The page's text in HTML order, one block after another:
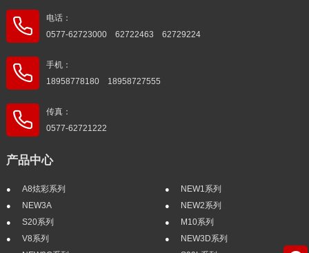
电话：
0577-62723000 62722463 62729224
手机：
18958778180 18958727555
传真：
0577-62721222
产品中心
A8炫彩系列
NEW1系列
NEW3A
NEW2系列
S20系列
M10系列
V8系列
NEW3D系列